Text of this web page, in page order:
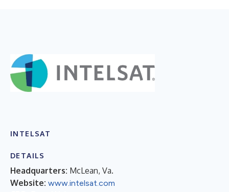
INTELSAT
DETAILS
Headquarters: McLean, Va.
Website: www.intelsat.com